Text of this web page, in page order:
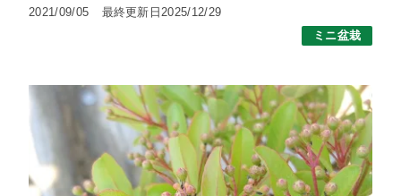
2021/09/05
最終更新日2025/12/29
ミニ盆栽